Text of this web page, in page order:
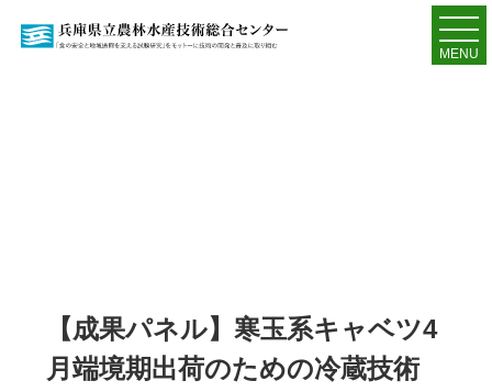
MENU
【成果パネル】寒玉系キャベツ4
月端境期出荷のための冷蔵技術